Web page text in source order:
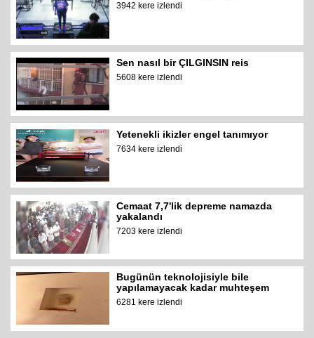
3942 kere izlendi
Sen nasıl bir ÇILGINSIN reis
5608 kere izlendi
Yetenekli ikizler engel tanımıyor
7634 kere izlendi
Cemaat 7,7'lik depreme namazda
yakalandı
7203 kere izlendi
Bugünün teknolojisiyle bile
yapılamayacak kadar muhteşem
6281 kere izlendi